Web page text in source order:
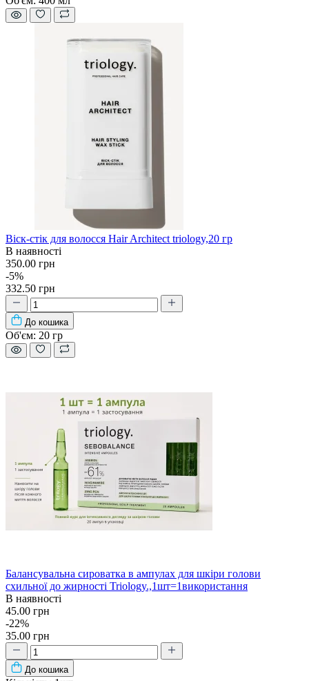
Віск-стік для волосся Hair Architect triology,20 гр
В наявності
350.00 грн
-5%
332.50 грн
До кошика
Об'єм: 20 гр
Балансувальна сироватка в ампулах для шкіри голови
схильної до жирності Triology.,1шт=1використання
В наявності
45.00 грн
-22%
35.00 грн
До кошика